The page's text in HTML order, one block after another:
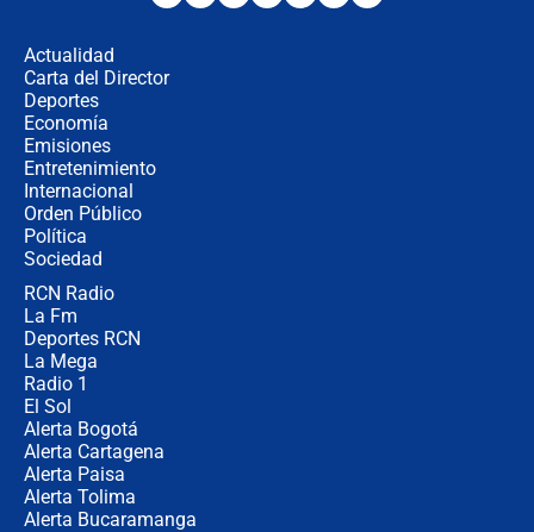
Actualidad
Carta del Director
Deportes
Economía
Emisiones
Entretenimiento
Internacional
Orden Público
Política
Sociedad
RCN Radio
La Fm
Deportes RCN
La Mega
Radio 1
El Sol
Alerta Bogotá
Alerta Cartagena
Alerta Paisa
Alerta Tolima
Alerta Bucaramanga